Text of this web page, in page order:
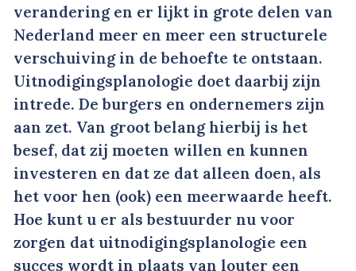
verandering en er lijkt in grote delen van
Nederland meer en meer een structurele
verschuiving in de behoefte te ontstaan.
Uitnodigingsplanologie doet daarbij zijn
intrede. De burgers en ondernemers zijn
aan zet. Van groot belang hierbij is het
besef, dat zij moeten willen en kunnen
investeren en dat ze dat alleen doen, als
het voor hen (ook) een meerwaarde heeft.
Hoe kunt u er als bestuurder nu voor
zorgen dat uitnodigingsplanologie een
succes wordt in plaats van louter een